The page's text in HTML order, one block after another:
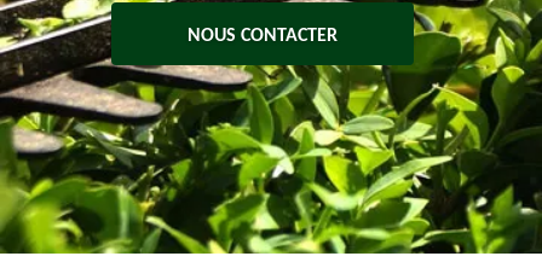
NOUS CONTACTER